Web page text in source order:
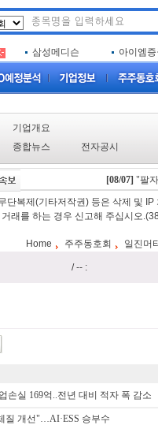
. 아크로스 두나무
삼성메디슨 아이엠증
.
아크로스 두나무
.
아하 루켄테크
기업개요
종합뉴스 전자공시
"2029년 방공망 체계 편입" [08/
[08/07]"팔자"
단복제(기타저작권) 등은 삭제 및 IP
래를 하는 경우 신고해 주십시오
Home
주주동호회 일진머
/ -- :
손실 169억..전년 대비 적자 폭 감소
질 개선"…AI·ESS 승부수